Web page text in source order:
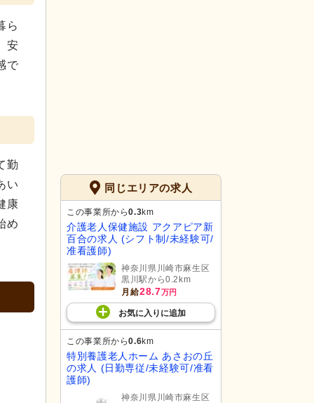
ら
安
で
勤
い
康
め
同じエリアの求人
この事業所から0.3km
介護老人保健施設 アクアピア新
百合の求人 (シフト制/未経験可/
准看護師)
神奈川県川崎市麻生区
黒川駅から0.2km
月給28.7万円
お気に入り に追加
この事業所から0.6km
特別養護老人ホーム あさおの丘
の求人 (日勤専従/未経験可/准看
護師)
神奈川県川崎市麻生区